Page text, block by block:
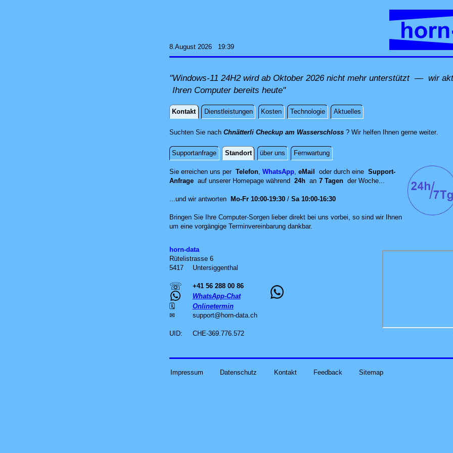
8.August 2026 19:39
"Windows-11 24H2 wird ab Oktober 2026 nicht mehr unterstützt — wir
Ihren Computer bereits heute"
Kontakt Dienstleistungen Kosten Technologie Aktuelles
Kontakt
Suchten Sie nach Chnätterli Checkup am Wasserschloss? Wir helfen Ihnen gerne weiter.
Supportanfrage Standort über uns Fernwartung
Standort
Sie erreichen uns per Telefon, WhatsApp, eMail oder durch eine Support-
Anfrage auf unserer Homepage während 24h an 7 Tagen der Woche...
...und wir antworten Mo-Fr 10:00-19:30/ Sa 10:00-16:30
Bringen Sie Ihre Computer-Sorgen lieber direkt bei uns vorbei, so sind wir Ih‍nen
um eine vorgängige Terminvereinbarung dankbar.
horn-data
Rütelistrasse 6
5417
Untersiggenthal
☏
+41 56 288 00 86
WhatsApp-Chat
🗓
Onlinetermin
✉
support@horn-data. ch
UID: CHE-369.776.572
Impressum Datenschutz Kontakt Feedback Sitemap